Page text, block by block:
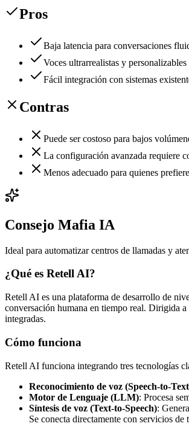
Pros
Baja latencia para conversaciones
Voces ultrarrealistas y personalizables
Fácil integración con sistemas
Contras
Puede ser costoso para bajos
La configuración avanzada requiere
Menos adecuado para quienes
Consejo Mafia IA
Ideal para automatizar centros de llamadas y
¿Qué es Retell AI?
Retell AI es una plataforma de desarrollo de
conversación humana en tiempo real. Dirigida
integradas.
Cómo funciona
Retell AI funciona integrando tres tecnologías
Reconocimiento de voz (Speech-to-
Motor de Lenguaje (LLM): Procesa
Síntesis de voz (Text-to-Speech):
Se conecta directamente con servicios